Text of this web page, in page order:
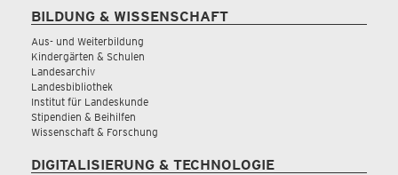
BILDUNG & WISSENSCHAFT
Aus- und Weiterbildung
Kindergärten & Schulen
Landesarchiv
Landesbibliothek
Institut für Landeskunde
Stipendien & Beihilfen
Wissenschaft & Forschung
DIGITALISIERUNG & TECHNOLOGIE